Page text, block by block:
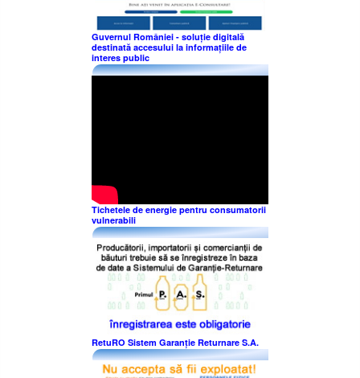
Guvernul României - soluție digitală
destinată accesului la informațiile de
interes public
Tichetele de energie pentru consumatorii
vulnerabili
RetuRO Sistem Garanție Returnare S.A.